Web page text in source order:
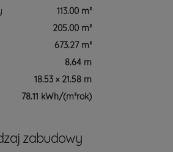
113.00 m²
205.00 m²
673.27 m³
8.64 m
18.53 × 21.58 m
78.11 kWh/(m²rok)
zabudowy